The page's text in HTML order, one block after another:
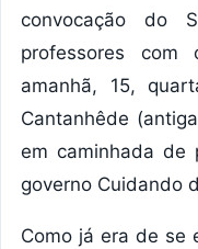
convocação do
professores
amanhã, 15,
Cantanhêde
em caminhada de
governo Cuidando
Como já era de se